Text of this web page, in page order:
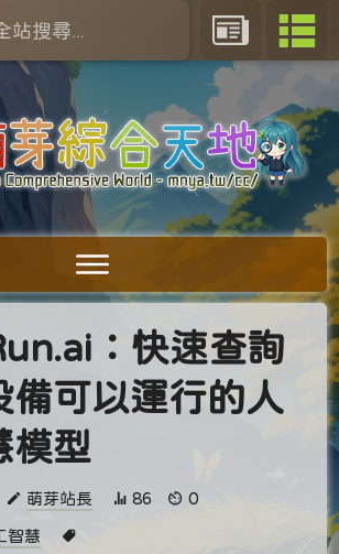
：快速查詢
備可以運行的人
模型
萌芽站長 86 0
智慧